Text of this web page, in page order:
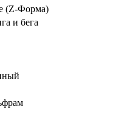
(Z-Форма)
и бега